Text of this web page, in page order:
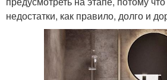
недостатки, как правило, долго и